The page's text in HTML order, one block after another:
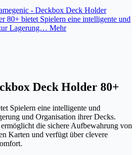
- Deckbox Deck Holder
80+ bietet Spielern eine intelligente und
Lagerung… Mehr
Deck Holder 80+
Spielern eine intelligente und
und Organisation ihrer Decks.
die sichere Aufbewahrung von
Karten und verfügt über clevere